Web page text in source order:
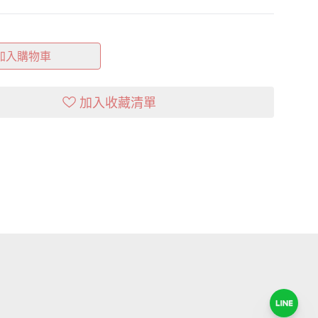
入購物車
加入收藏清單